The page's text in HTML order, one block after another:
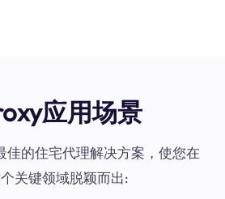
应用场景
佳的住宅代理解决方案，使您在
关键领域脱颖而出: